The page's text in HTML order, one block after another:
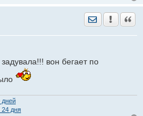
Отправить
задувала!!! вон бегает по
дней
24 дня